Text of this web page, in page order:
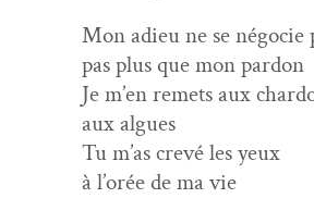
Mon adieu ne se négo­cie
pas plus que mon pardon
Je m’en remets aux
aux algues
Tu m’as crevé les yeux
à l’orée de ma vie